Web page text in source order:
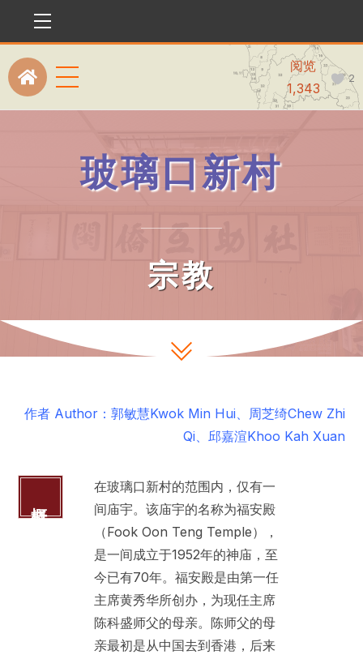
Menu
Icon
label
Menu
阅览
1,343
2
玻璃口新村
宗教
作者 Author：郭敏慧Kwok Min Hui、周芝绮Chew Zhi
Qi、邱嘉渲Khoo Kah Xuan
在玻璃口新村的范围内，仅有一
间庙宇。该庙宇的名称为福安殿
（Fook Oon Teng Temple），
是一间成立于1952年的神庙，至
今已有70年。福安殿是由第一任
主席黄秀华所创办，为现任主席
陈科盛师父的母亲。陈师父的母
亲最初是从中国去到香港，后来